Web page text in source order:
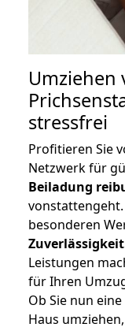
Umziehen
stressfrei
Profitieren Sie
Netzwerk für
Beiladung
besonderen
Leistungen
für Ihren
Ob Sie nun
Haus